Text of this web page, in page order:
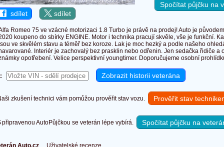
sdílet sdílet
Spočítat půjčku
Romeo 75 ve vzácné motorizaci 1.8 Turbo je právě na prodej! Auto je
koupeno do sbírky ENGINE. Motor i technika pracují skvěle, vše je funkční.
ve skvělém stavu a téměř bez koroze. Lak je moc hezký a podle našeho
Interiér je zachovalý bez prasklin nebo odřenin. Jen sedačka řidiče a
opotřebení. Velice perspektivní youngtimer. Doporučujeme osobní
zkušení technici vám pomůžou prověřit stav vozu. Prověřit stav
AutoPůjčkou se veterán lépe vybírá. Spočítat půjčku na
Auto.cz Uživatelské recenze